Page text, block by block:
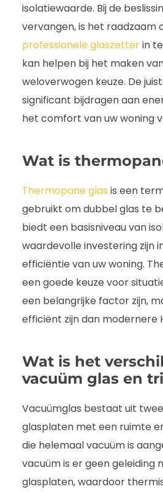
isolatiewaarde. Bij de
vervangen, is het raadzaam
professionele glaszetterin
kan helpen bij het maken
weloverwogen keuze. De
significant bijdragen aan
het comfort van uw woning
Wat is
Thermopane glas is een
gebruikt om dubbel glas te
biedt een basisniveau van
waardevolle investering zijn
efficiëntie van uw woning.
een goede keuze voor
een belangrijke factor zijn,
efficiënt zijn dan modernere
Wat is het
vacuüm glas en
Vacuümglas bestaat uit
glasplaten met een ruimte
die helemaal vacuüm is
vacuüm is er geen geleiding
glasplaten, waardoor